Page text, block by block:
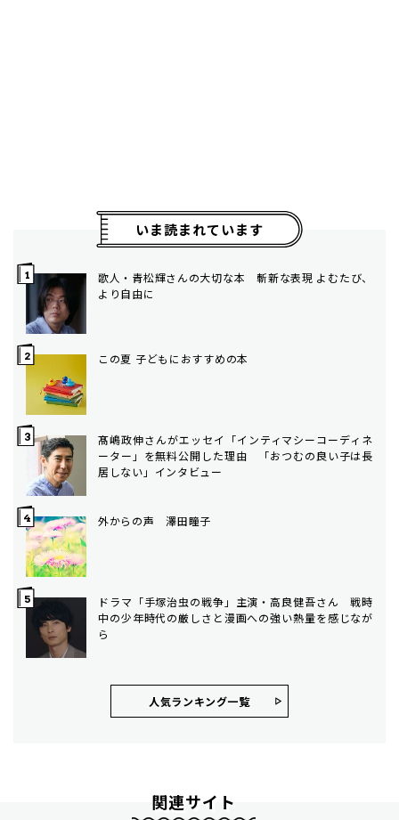
いま読まれています
歌人・青松輝さんの大切な本 斬新な表現 よむたび、
より自由に
この夏 子どもにおすすめの本
髙嶋政伸さんがエッセイ「インティマシーコーディネ
ーター」を無料公開した理由 「おつむの良い子は長
居しない」インタビュー
外からの声 澤田瞳子
ドラマ「手塚治虫の戦争」主演・高良健吾さん 戦時
中の少年時代の厳しさと漫画への強い熱量を感じなが
ら
人気ランキング⼀覧
関連サイト